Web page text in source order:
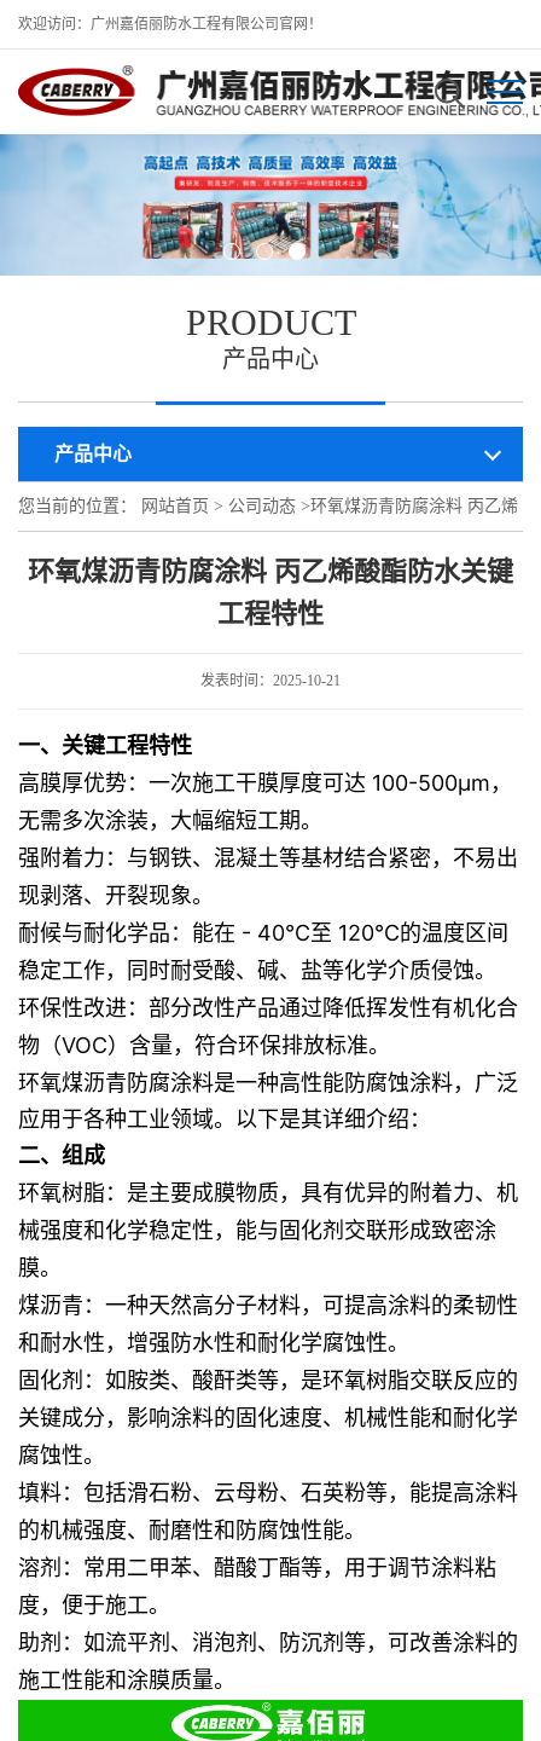
欢迎访问：广州嘉佰丽防水工程有限公司官网！
PRODUCT
产品中心
产品中心
您当前的位置： 网站首页 > 公司动态 >环氧煤沥青防腐涂料 丙乙烯
酸酯防水关键工程特性
环氧煤沥青防腐涂料 丙乙烯酸酯防水关键
工程特性
发表时间：2025-10-21
一、关键工程特性
高膜厚优势：一次施工干膜厚度可达 100-500μm，
无需多次涂装，大幅缩短工期。
强附着力：与钢铁、混凝土等基材结合紧密，不易出
现剥落、开裂现象。
耐候与耐化学品：能在 - 40℃至 120℃的温度区间
稳定工作，同时耐受酸、碱、盐等化学介质侵蚀。
环保性改进：部分改性产品通过降低挥发性有机化合
物（VOC）含量，符合环保排放标准。
环氧煤沥青防腐涂料是一种高性能防腐蚀涂料，广泛
应用于各种工业领域。以下是其详细介绍：
二、组成
环氧树脂：是主要成膜物质，具有优异的附着力、机
械强度和化学稳定性，能与固化剂交联形成致密涂
膜。
煤沥青：一种天然高分子材料，可提高涂料的柔韧性
和耐水性，增强防水性和耐化学腐蚀性。
固化剂 ：如胺类、酸酐类等，是环氧树脂交联反应的
关键成分，影响涂料的固化速度、机械性能和耐化学
腐蚀性。
填料：包括滑石粉、云母粉、石英粉等，能提高涂料
的机械强度、耐磨性和防腐蚀性能。
溶剂 ：常用二甲苯、醋酸丁酯等，用于调节涂料粘
度，便于施工。
助剂 ：如流平剂、消泡剂、防沉剂等，可改善涂料的
施工性能和涂膜质量。